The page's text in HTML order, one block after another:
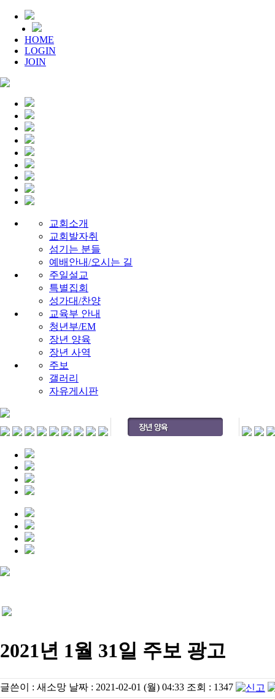
HOME
LOGIN
JOIN
교회소개
교회발자취
섬기는 분들
예배안내/오시는 길
주일설교
특별집회
성가대/찬양
교육부 안내
청년부/EM
장년 양육
장년 사역
주보
갤러리
자유게시판
2021년 1월 31일 주보 광고
글쓴이 : 새소망 날짜 : 2021-02-01 (월) 04:33 조회 : 1347